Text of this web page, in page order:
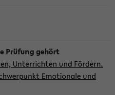
Unterrichten und Fördern.
Emotionale und